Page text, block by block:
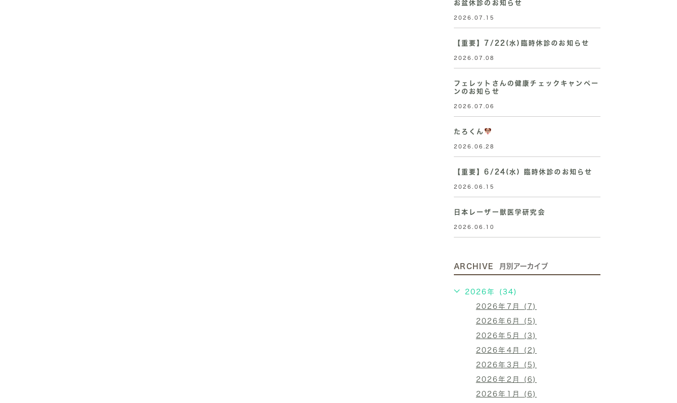
お盆休診のお知らせ
2026.07.15
【重要】7/22(水)臨時休診のお知らせ
2026.07.08
フェレットさんの健康チェックキャンペー
ンのお知らせ
2026.07.06
たろくん
2026.06.28
【重要】6/24(水) 臨時休診のお知らせ
2026.06.15
日本レーザー獣医学研究会
2026.06.10
ARCHIVE 月別アーカイブ
2026年 (34)
2026年7月 (7)
2026年6月 (5)
2026年5月 (3)
2026年4月 (2)
2026年3月 (5)
2026年2月 (6)
2026年1月 (6)